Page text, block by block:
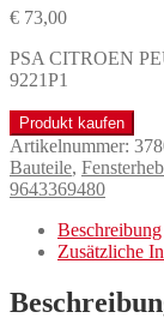
€ 73,00
PSA CITROEN
9221P1
Produkt kaufen
Artikelnummer:
Bauteile,
9643369480
Beschreibung
Zusätzliche